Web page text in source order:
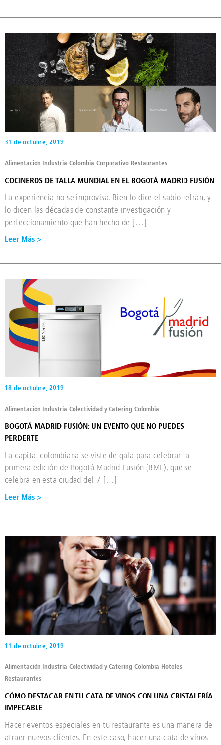
31 de octubre, 2019
Alimentación Industria Colombia Corporativo Restaurantes
COCINEROS DE TALLA MUNDIAL EN EL BOGOTÁ MADRID FUSIÓN
La experiencia no se improvisa. Bien lo dice el sabio refrán, y
lo dicen las décadas de constante investigación y
perfeccionamiento que han hecho de […]
Leer Más >
18 de octubre, 2019
Alimentación Industria Colectividad y Catering Colombia
BOGOTÁ MADRID FUSIÓN: UN EVENTO QUE NO PUEDES
PERDERTE
La capital colombiana se viste de gala para celebrar la
primera edición de Bogotá Madrid Fusión (BMF), que se
celebra en esta ciudad del 7 […]
Leer Más >
11 de octubre, 2019
Alimentación Industria Colectividad y Catering Colombia Hoteles
Restaurantes
CÓMO DESTACAR EN TU CATA DE VINOS CON UNA CRISTALERÍA
IMPECABLE
Hacer eventos especiales en tu restaurante es una manera de
atraer nuevos clientes. En este caso, hacer una cata de vinos